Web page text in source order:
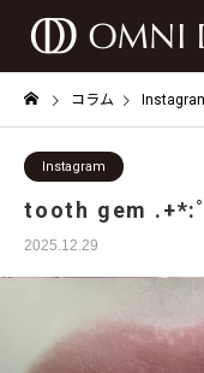
コラム
Instagram
tooth gem .+*:
2025.12.29